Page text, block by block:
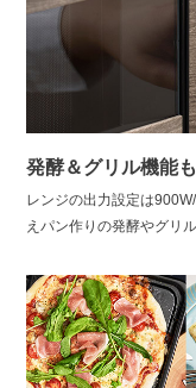
発酵＆グリル機能
レンジの出力設定は
えパン作りの発酵やグリ